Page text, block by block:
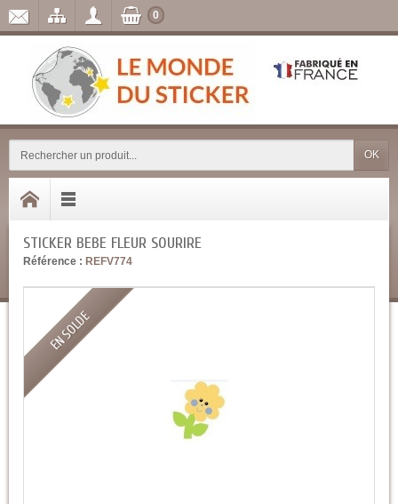
OK
0
STICKER BEBE FLEUR SOURIRE
Référence : REFV774
EN SOLDE